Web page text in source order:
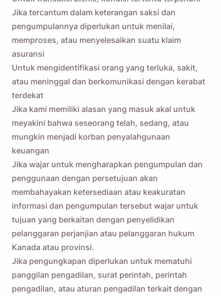
Jika tercantum dalam keterangan saksi dan
pengumpulannya diperlukan untuk menilai,
memproses, atau menyelesaikan suatu klaim
asuransi
Untuk mengidentifikasi orang yang terluka, sakit,
atau meninggal dan berkomunikasi dengan kerabat
terdekat
Jika kami memiliki alasan yang masuk akal untuk
meyakini bahwa seseorang telah, sedang, atau
mungkin menjadi korban penyalahgunaan
keuangan
Jika wajar untuk mengharapkan pengumpulan dan
penggunaan dengan persetujuan akan
membahayakan ketersediaan atau keakuratan
informasi dan pengumpulan tersebut wajar untuk
tujuan yang berkaitan dengan penyelidikan
pelanggaran perjanjian atau pelanggaran hukum
Kanada atau provinsi.
Jika pengungkapan diperlukan untuk mematuhi
panggilan pengadilan, surat perintah, perintah
pengadilan, atau aturan pengadilan terkait dengan
Email
Dengan mencentang opsi ini, Anda menyetujui
Privasikami.